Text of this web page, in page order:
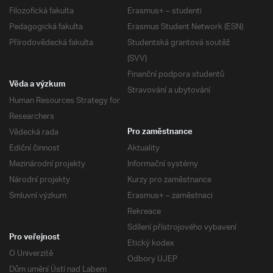
Filozofická fakulta
Pedagogická fakulta
Přírodovědecká fakulta
Erasmus+ – studenti
Erasmus Student Network (ESN)
Studentská grantová soutěž
(SVV)
Finanční podpora studentů
Stravování a ubytování
Věda a výzkum
Human Resources Strategy for
Researchers
Vědecká rada
Ediční činnost
Mezinárodní projekty
Národní projekty
Smluvní výzkum
Pro zaměstnance
Aktuality
Informační systémy
Kurzy pro zaměstnance
Erasmus+ – zaměstnaci
Rekreace
Sdílení přístrojového vybavení
Etický kodex
Odbory UJEP
Pro veřejnost
O Univerzitě